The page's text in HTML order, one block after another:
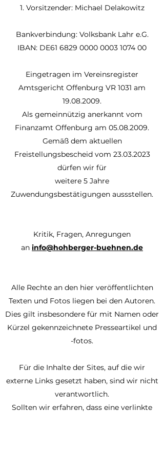
1. Vorsitzender: Michael Delakowitz
Bankverbindung: Volksbank Lahr e.G.
IBAN: DE61 6829 0000 0003 1074 00
Eingetragen im Vereinsregister
Amtsgericht Offenburg VR 1031 am
19.08.2009.
Als gemeinnützig anerkannt vom
Finanzamt Offenburg am 05.08.2009.
Gemäß dem aktuellen
Freistellungsbescheid vom 23.03.2023
dürfen wir für
weitere 5 Jahre
Zuwendungsbestätigungen aussstellen.
Kritik, Fragen, Anregungen
an info@hohberger-buehnen.de
Alle Rechte an den hier veröffentlichten
Texten und Fotos liegen bei den Autoren.
Dies gilt insbesondere für mit Namen oder
Kürzel gekennzeichnete Presseartikel und
-fotos.
Für die Inhalte der Sites, auf die wir
externe Links gesetzt haben, sind wir nicht
verantwortlich.
Sollten wir erfahren, dass eine verlinkte